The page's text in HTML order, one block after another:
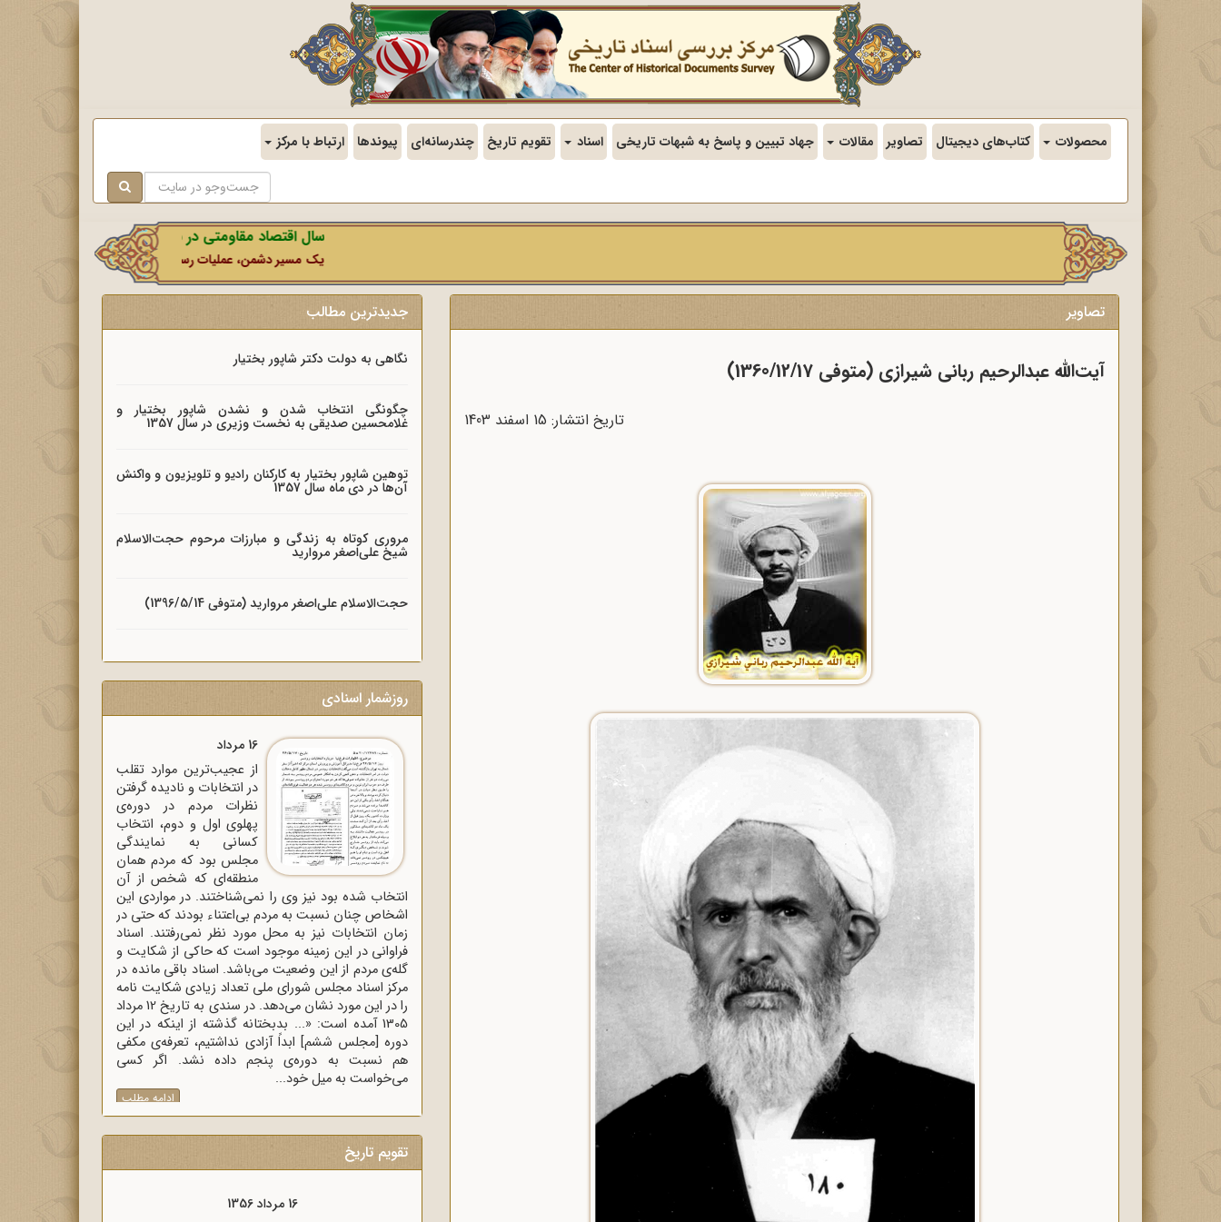
محصولات کتاب‌های دیجیتال تصاویر مقالات جهاد تبیین و پاسخ به شبهات تاریخی اسناد تقویم تاریخ چندرسانه‌ای پیوندها ارتباط با مرکز
سال اقتصاد مقاومتی در سایه وحدت ملی و امنیت ملی.
یک مسیر دشمن، عملیات رسانه‌ای او است که در این ایام بطور خاص
تصاویر
آیت‌الله عبدالرحیم ربانی شیرازی (متوفی 1360/12/17)
تاریخ انتشار: 15 اسفند 1403
جدیدترین مطالب
نگاهی به دولت دکتر شاپور بختیار
چگونگی انتخاب شدن و نشدن شاپور بختیار و
غلامحسین صدیقی به نخست وزیری در سال 1357
توهین شاپور بختیار به کارکنان رادیو و تلویزیون و واکنش
آن‌ها در دی ماه سال 1357
مروری کوتاه به زندگی و مبارزات مرحوم حجت‌الاسلام
شیخ علی‌اصغر مروارید
حجت‌الاسلام علی‌اصغر مروارید (متوفی 1396/5/14)
روزشمار اسنادی
16 مرداد
از عجیب‌ترین موارد تقلب
در انتخابات و نادیده گرفتن
نظرات مردم در دوره‌ی
پهلوی اول و دوم، انتخاب
کسانی به نمایندگی
مجلس بود که مردم همان
منطقه‌ای که شخص از آن
انتخاب شده بود نیز وی را نمی‌شناختند. در مواردی این
اشخاص چنان نسبت به مردم بی‌اعتناء بودند که حتی در
زمان انتخابات نیز به محل مورد نظر نمی‌رفتند. اسناد
فراوانی در این زمینه موجود است که حاکی از شکایت و
گله‌ی مردم از این وضعیت می‌باشد. اسناد باقی مانده در
مرکز اسناد مجلس شورای ملی تعداد زیادی شکایت نامه
را در این مورد نشان می‌دهد. در سندی به تاریخ 12 مرداد
1305 آمده است: «... بدبختانه گذشته از اینکه در این
دوره [مجلس ششم] ابداً آزادی نداشتیم، تعرفه‌ی مکفی
هم نسبت به دوره‌ی پنجم داده نشد. اگر کسی
می‌خواست به میل خود...
ادامه مطلب
تقویم تاریخ
16 مرداد 1357